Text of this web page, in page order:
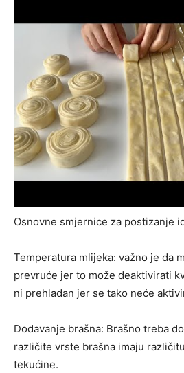
Osnovne smjernice za postizanje
Temperatura mlijeka: važno je da
prevruće jer to može deaktivirati
ni prehladan jer se tako neće
Dodavanje brašna: Brašno treba
različite vrste brašna imaju
tekućine.